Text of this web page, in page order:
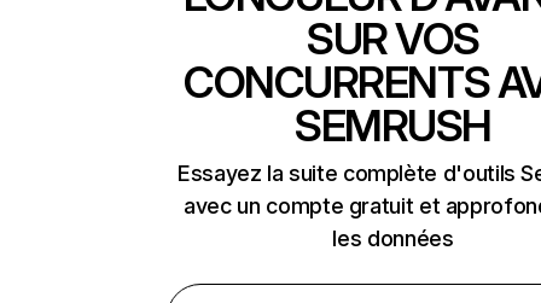
SUR VOS
CONCURRENTS
SEMRUSH
Essayez la suite complète d'outils
avec un compte gratuit et
les données